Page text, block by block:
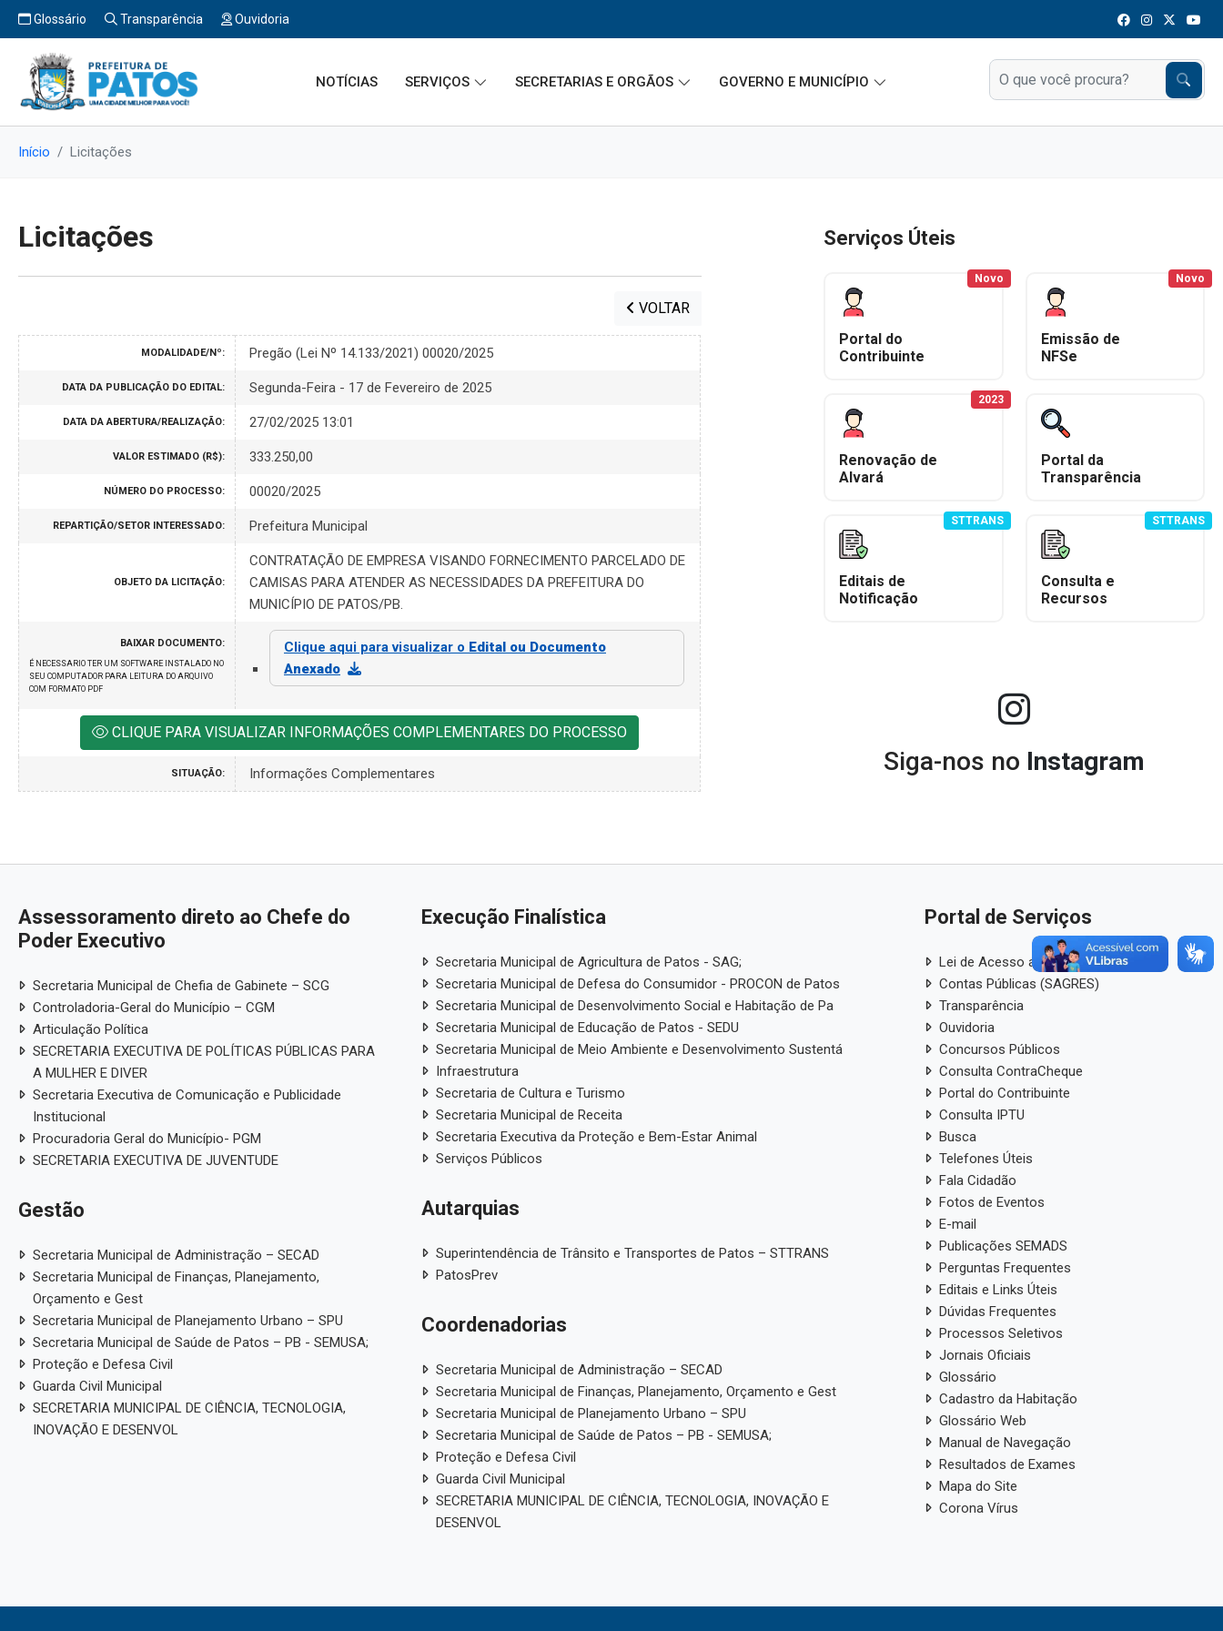
Glossário Transparência Ouvidoria
NOTÍCIAS SERVIÇOS SECRETARIAS E ORGÃOS GOVERNO E MUNICÍPIO
Início Licitações
Licitações
VOLTAR
MODALIDADE/Nº: Pregão (Lei Nº 14.133/2021) 00020/2025
DATA DA PUBLICAÇÃO DO EDITAL: Segunda-Feira - 17 de Fevereiro de 2025
DATA DA ABERTURA/REALIZAÇÃO: 27/02/2025 13:01
VALOR ESTIMADO (R$): 333.250,00
NÚMERO DO PROCESSO: 00020/2025
REPARTIÇÃO/SETOR INTERESSADO: Prefeitura Municipal
OBJETO DA LICITAÇÃO:
CONTRATAÇÃO DE EMPRESA VISANDO FORNECIMENTO PARCELADO DE
CAMISAS PARA ATENDER AS NECESSIDADES DA PREFEITURA DO
MUNICÍPIO DE PATOS/PB.
BAIXAR DOCUMENTO:
É NECESSARIO TER UM SOFTWARE INSTALADO NO
SEU COMPUTADOR PARA LEITURA DO ARQUIVO
COM FORMATO PDF
Clique aqui para visualizar o Edital ou Documento
Anexado
CLIQUE PARA VISUALIZAR INFORMAÇÕES COMPLEMENTARES DO PROCESSO
SITUAÇÃO: Informações Complementares
Serviços Úteis
Portal do
Contribuinte
Novo
Emissão de
NFSe
Novo
Renovação de
Alvará
2023
Portal da
Transparência
Editais de
Notificação
STTRANS
Consulta e
Recursos
STTRANS
Siga-nos no Instagram
Assessoramento direto ao Chefe do
Poder Executivo
Secretaria Municipal de Chefia de Gabinete – SCG
Controladoria-Geral do Município – CGM
Articulação Política
SECRETARIA EXECUTIVA DE POLÍTICAS PÚBLICAS PARA
A MULHER E DIVER
Secretaria Executiva de Comunicação e Publicidade
Institucional
Procuradoria Geral do Município- PGM
SECRETARIA EXECUTIVA DE JUVENTUDE
Gestão
Secretaria Municipal de Administração – SECAD
Secretaria Municipal de Finanças, Planejamento,
Orçamento e Gest
Secretaria Municipal de Planejamento Urbano – SPU
Secretaria Municipal de Saúde de Patos – PB - SEMUSA;
Proteção e Defesa Civil
Guarda Civil Municipal
SECRETARIA MUNICIPAL DE CIÊNCIA, TECNOLOGIA,
INOVAÇÃO E DESENVOL
Execução Finalística
Secretaria Municipal de Agricultura de Patos - SAG;
Secretaria Municipal de Defesa do Consumidor - PROCON de Patos
Secretaria Municipal de Desenvolvimento Social e Habitação de Pa
Secretaria Municipal de Educação de Patos - SEDU
Secretaria Municipal de Meio Ambiente e Desenvolvimento Sustentá
Infraestrutura
Secretaria de Cultura e Turismo
Secretaria Municipal de Receita
Secretaria Executiva da Proteção e Bem-Estar Animal
Serviços Públicos
Autarquias
Superintendência de Trânsito e Transportes de Patos – STTRANS
PatosPrev
Coordenadorias
Secretaria Municipal de Administração – SECAD
Secretaria Municipal de Finanças, Planejamento, Orçamento e Gest
Secretaria Municipal de Planejamento Urbano – SPU
Secretaria Municipal de Saúde de Patos – PB - SEMUSA;
Proteção e Defesa Civil
Guarda Civil Municipal
SECRETARIA MUNICIPAL DE CIÊNCIA, TECNOLOGIA, INOVAÇÃO E
DESENVOL
Portal de Serviços
Lei de Acesso a Informação
Contas Públicas (SAGRES)
Transparência
Ouvidoria
Concursos Públicos
Consulta ContraCheque
Portal do Contribuinte
Consulta IPTU
Busca
Telefones Úteis
Fala Cidadão
Fotos de Eventos
E-mail
Publicações SEMADS
Perguntas Frequentes
Editais e Links Úteis
Dúvidas Frequentes
Processos Seletivos
Jornais Oficiais
Glossário
Cadastro da Habitação
Glossário Web
Manual de Navegação
Resultados de Exames
Mapa do Site
Corona Vírus